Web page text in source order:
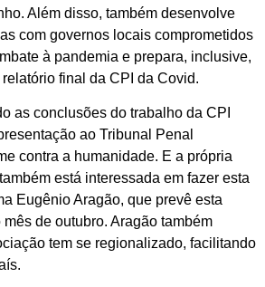
Além disso, também desenvolve
com governos locais comprometidos
à pandemia e prepara, inclusive,
final da CPI da Covid.
as conclusões do trabalho da CPI
ao Tribunal Penal
contra a humanidade. E a própria
está interessada em fazer esta
Eugênio Aragão, que prevê esta
de outubro. Aragão também
tem se regionalizado, facilitando